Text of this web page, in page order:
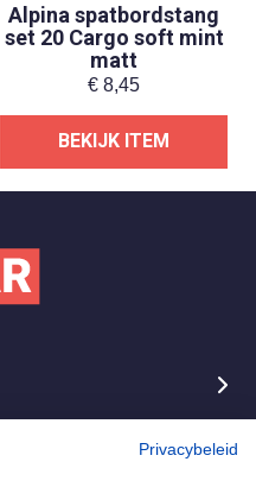
Alpina spatbordstang
set 20 Cargo soft mint
matt
€ 8,45
BEKIJK ITEM
Privacybeleid